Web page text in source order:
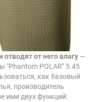
от него влагу —
"Phantom POLAR" 5.45
как базовый
производитель
ими двух функций: